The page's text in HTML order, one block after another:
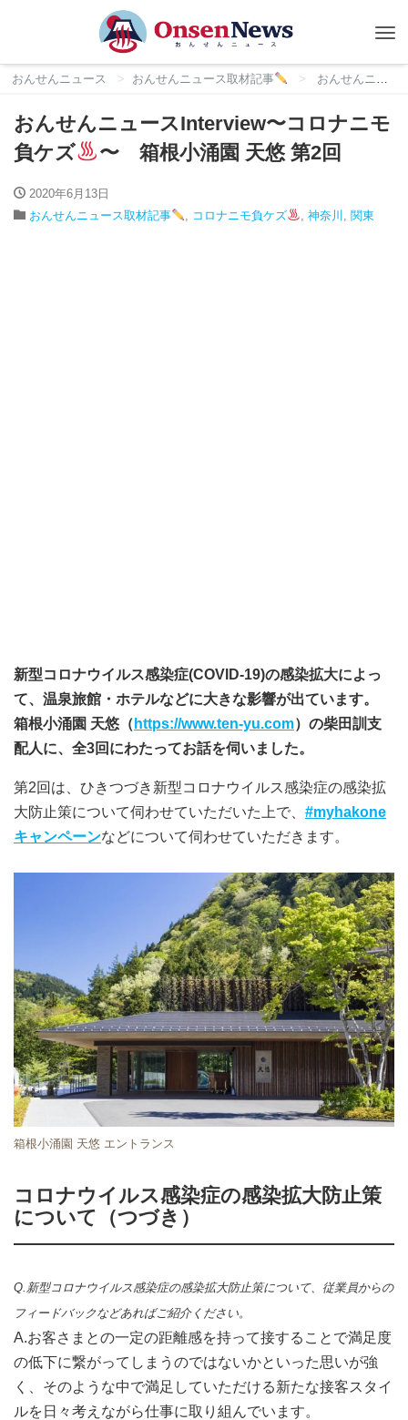
おんせんニュース おんせんニュース取材記事 おんせんニュースInterview〜コロナニモ負ケズ
おんせんニュースInterview〜コロナニモ
負ケズ
〜 箱根小涌園 天悠 第2回
2020年6月13日
おんせんニュース取材記事
, コロナニモ負ケズ , 神奈川 , 関東
新型コロナウイルス感染症(COVID-19)の感染拡大によっ
て、温泉旅館・ホテルなどに大きな影響が出ています。
箱根小涌園 天悠（ https://www.ten-yu.com）の柴田訓支
配人に、全3回にわたってお話を伺いました。
第2回は、ひきつづき新型コロナウイルス感染症の感染拡
大防止策について伺わせていただいた上で、 #myhakone
キャンペーンなどについて伺わせていただきます。
箱根小涌園 天悠 エントランス
コロナウイルス感染症の感染拡大防止策
について（つづき）
Q.新型コロナウイルス感染症の感染拡大防止策について、従業員からの
フィードバックなどあればご紹介ください。
A.お客さまとの一定の距離感を持って接することで満足度
の低下に繋がってしまうのではないかといった思いが強
く、そのような中で満足していただける新たな接客スタイ
ルを日々考えながら仕事に取り組んでいます。